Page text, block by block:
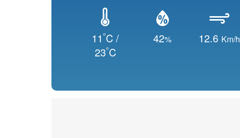
11°C /
23°C
42% 12.6 Km/h